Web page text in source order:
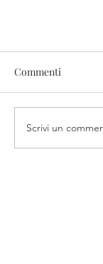
La natura
Commenti
Scrivi un